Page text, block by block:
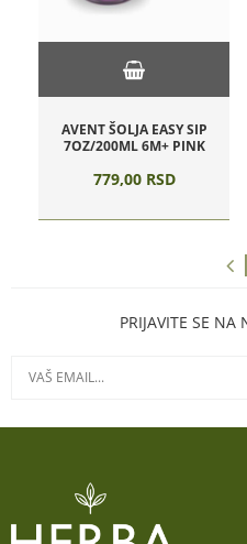
AVENT ŠOLJA EASY SIP
7OZ/200ML 6M+ PINK
779,00 RSD
PRIJAVITE SE NA